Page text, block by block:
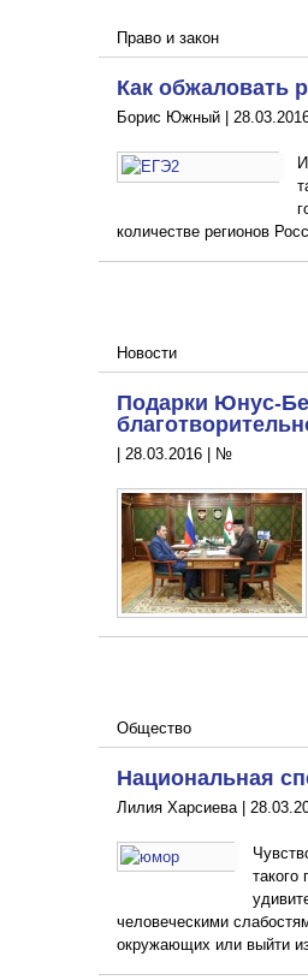
Право и закон
Как обжаловать
Борис Южный |
количестве регионов
Новости
Подарки Юнус-
| 28.03.2016 | №
Общество
Национальная
Лилия Харсиева |
человеческими
окружающих или выйти